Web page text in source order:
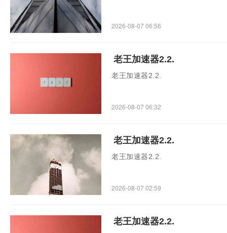
2026-08-07 06:56
老王加速器2.2.
老王加速器2.2.
2026-08-07 06:32
老王加速器2.2.
老王加速器2.2.
2026-08-07 02:59
老王加速器2.2.